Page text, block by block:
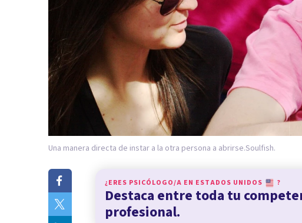
Una manera directa de instar a la otra persona a abrirse.Soulfish.
¿ERES PSICÓLOGO/A EN ESTADOS UNIDOS ?
Destaca entre toda tu
profesional.